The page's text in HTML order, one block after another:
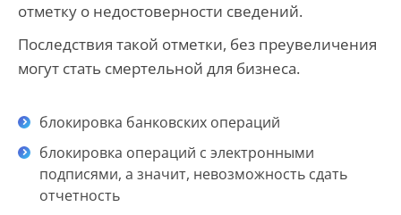
отметку о недостоверности сведений.
Последствия такой отметки, без преувеличения
могут стать смертельной для бизнеса.
блокировка банковских операций
блокировка операций с электронными
подписями, а значит, невозможность сдать
отчетность